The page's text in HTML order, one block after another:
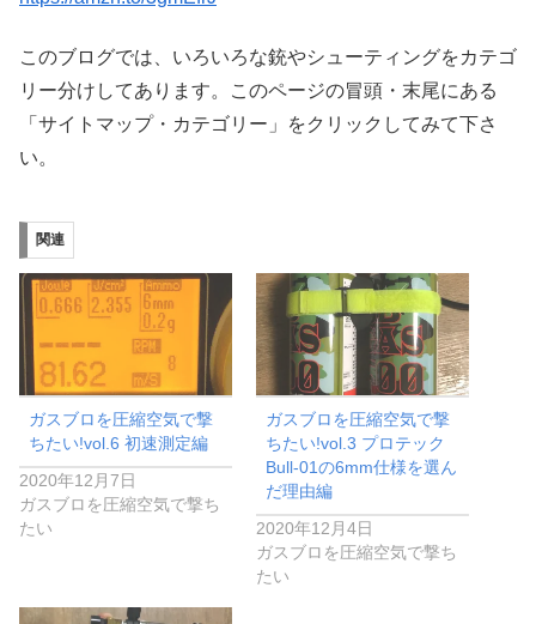
このブログでは、いろいろな銃やシューティングをカテゴ
リー分けしてあります。このページの冒頭・末尾にある
「サイトマップ・カテゴリー」をクリックしてみて下さ
い。
関連
ガスブロを圧縮空気で撃
ちたい!vol.6 初速測定編
2020年12月7日
ガスブロを圧縮空気で撃ち
たい
ガスブロを圧縮空気で撃
ちたい!vol.3 プロテック
Bull-01の6mm仕様を選ん
だ理由編
2020年12月4日
ガスブロを圧縮空気で撃ち
たい